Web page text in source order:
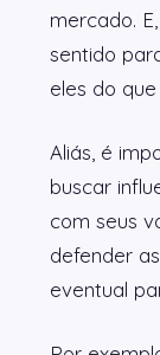
mercado.
sentido
eles do
Aliás, é
buscar
com seus
defender
eventual